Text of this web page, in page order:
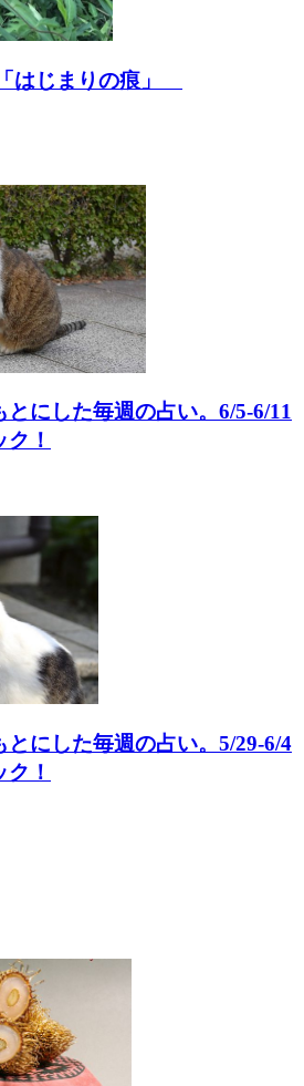
はじまりの痕」
にした毎週の占い。6/5-6/11
！
とにした毎週の占い。5/29-6/4
！